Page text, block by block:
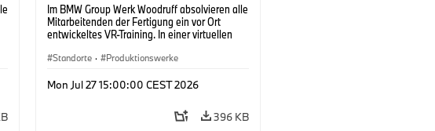
Im BMW Group Werk Woodruff absolvieren alle
Mitarbeitenden der Fertigung ein vor Ort
entwickeltes VR-Training. In einer virtuellen
Produktion realitätsnah üben. (07/2026)
Standorte · Produktionswerke
Mon Jul 27 15:00:00 CEST 2026
396 KB